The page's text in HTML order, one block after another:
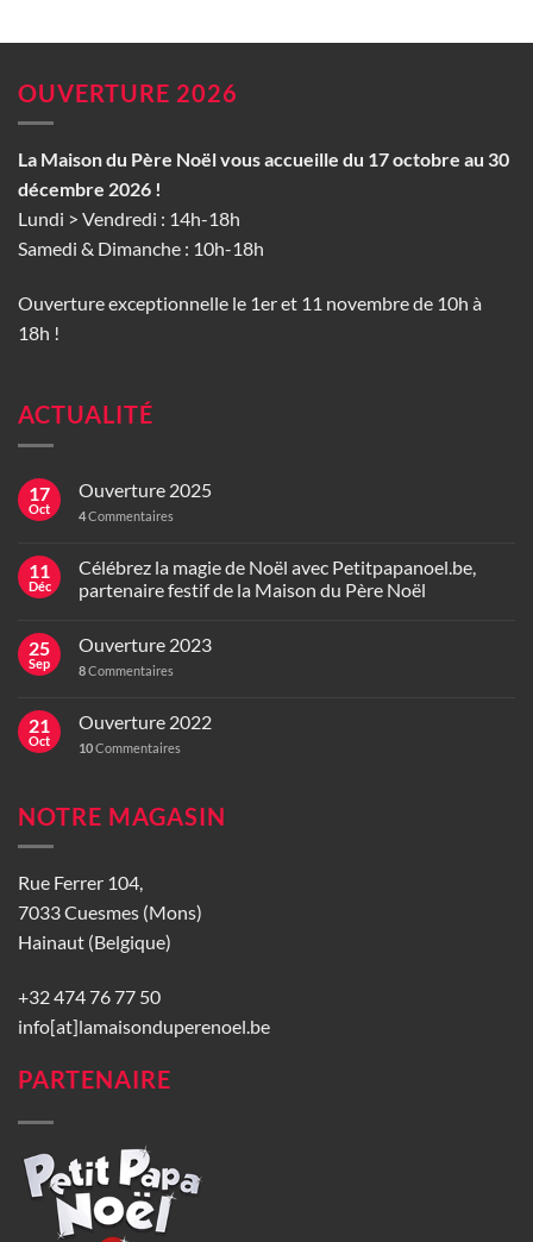
OUVERTURE 2026
La Maison du Père Noël vous accueille du 17 octobre au 30
décembre 2026 !
Lundi > Vendredi : 14h-18h
Samedi & Dimanche : 10h-18h
Ouverture exceptionnelle le 1er et 11 novembre de 10h à
18h !
ACTUALITÉ
17
Oct
Ouverture 2025
4Commentaires
11
Déc
Célébrez la magie de Noël avec Petitpapanoel.be,
partenaire festif de la Maison du Père Noël
25
Sep
Ouverture 2023
8Commentaires
21
Oct
Ouverture 2022
10Commentaires
NOTRE MAGASIN
Rue Ferrer 104,
7033 Cuesmes (Mons)
Hainaut (Belgique)
+32 474 76 77 50
info[at]lamaisonduperenoel.be
PARTENAIRE